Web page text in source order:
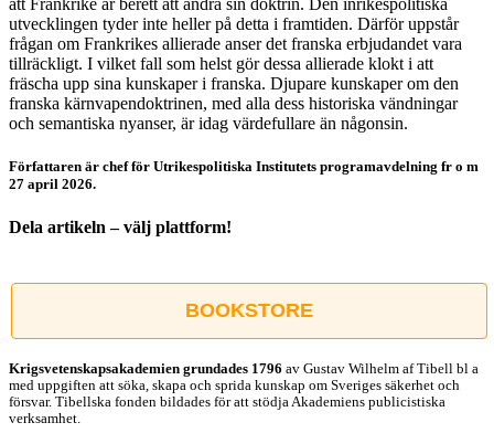
utvecklingen tyder inte heller på detta i framtiden. Därför uppstår
frågan om Frankrikes allierade anser det franska erbjudandet vara
tillräckligt. I vilket fall som helst gör dessa allierade klokt i att
fräscha upp sina kunskaper i franska. Djupare kunskaper om den
franska kärnvapendoktrinen, med alla dess historiska vändningar
och semantiska nyanser, är idag värdefullare än någonsin.
Författaren är chef för Utrikespolitiska Institutets programavdelning fr o m
27 april 2026.
Dela artikeln – välj plattform!
post
BOOKSTORE
Krigsvetenskap­sakademien grundades 1796 av Gustav Wilhelm af Tibell bl a
med uppgiften att söka, skapa och sprida kunskap om Sveriges säkerhet och
försvar. Tibellska fonden bildades för att stödja Akademiens publicistiska
verksamhet.